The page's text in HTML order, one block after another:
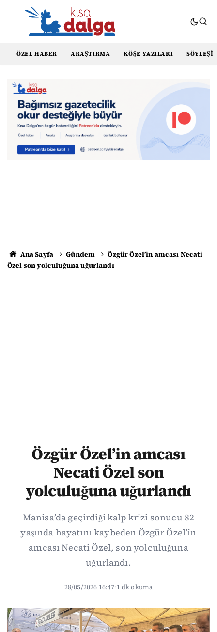
ÖZEL HABER ARAŞTIRMA KÖŞE YAZILARI SÖYLEŞI
Ana Sayfa Gündem
Özgür Özel’in amcası Necati
Özel son yolculuğuna uğurlandı
Özgür Özel’in amcası
Necati Özel son
yolculuğuna uğurlandı
Manisa’da geçirdiği kalp krizi sonucu 82
yaşında hayatını kaybeden Özgür Özel’in
amcası Necati Özel, son yolculuğuna
uğurlandı.
28/05/2026 16:47·1 dk okuma